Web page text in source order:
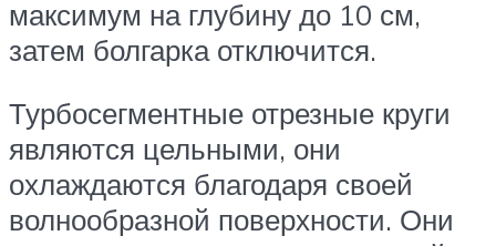
максимум на глубину до 10 см,
затем болгарка отключится.
Турбосегментные отрезные круги
являются цельными, они
охлаждаются благодаря своей
волнообразной поверхности. Они